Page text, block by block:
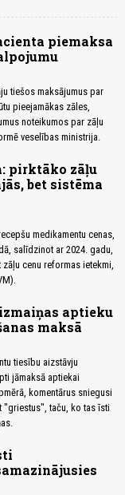
piemaksa
tiešos maksājumus par
pieejamākas zāles,
noteikumos par zāļu
veselības ministrija.
pirktāko zāļu
bet sistēma
medikamentu cenas,
salīdzinot ar 2024. gadu,
cenu reformas ietekmi,
aptieku
maksā
tiesību aizstāvju
jāmaksā aptiekai
komentārus sniegusi
"griestus", taču, ko tas īsti